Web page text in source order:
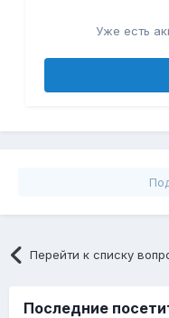
Уже есть
Перейти к списку
Последние